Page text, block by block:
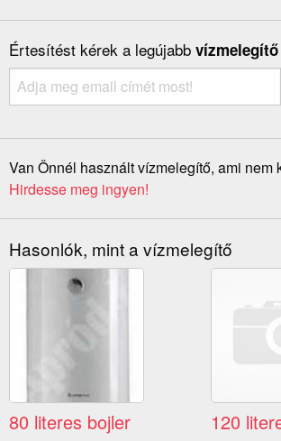
Értesítést kérek a legújabb vízmelegítő
Van Önnél használt vízmelegítő, ami nem
Hirdesse meg ingyen!
Hasonlók, mint a vízmelegítő
80 literes bojler 120